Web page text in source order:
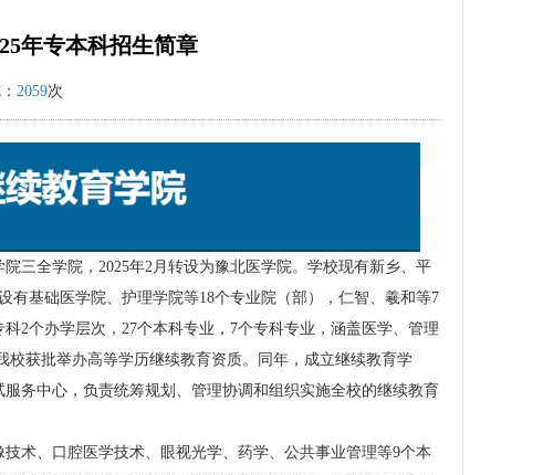
年专本科招生简章
2059次
三全学院，2025年2月转设为豫北医学院。学校现有新乡、平
有基础医学院、护理学院等18个专业院（部），仁智、羲和等7
2个办学层次，27个本科专业，7个专科专业，涵盖医学、管理
获批举办高等学历继续教育资质。同年，成立继续教育学
务中心，负责统筹规划、管理协调和组织实施全校的继续教育
术、口腔医学技术、眼视光学、药学、公共事业管理等9个本